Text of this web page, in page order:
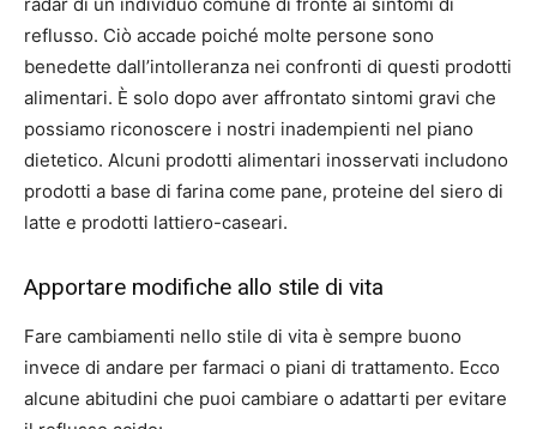
reflusso. Ciò accade poiché molte persone sono
benedette dall’intolleranza nei confronti di questi prodotti
alimentari. È solo dopo aver affrontato sintomi gravi che
possiamo riconoscere i nostri inadempienti nel piano
dietetico. Alcuni prodotti alimentari inosservati includono
prodotti a base di farina come pane, proteine ​​del siero di
latte e prodotti lattiero-caseari.
Apportare modifiche allo stile di vita
Fare cambiamenti nello stile di vita è sempre buono
invece di andare per farmaci o piani di trattamento. Ecco
alcune abitudini che puoi cambiare o adattarti per evitare